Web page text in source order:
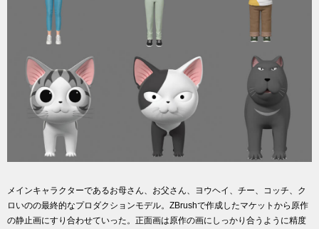
メインキャラクターであるお母さん、お父さん、ヨウヘイ、チー、コッチ、ク
ロいのの最終的なプロダクションモデル。ZBrushで作成したマケットから原作
の静止画にすり合わせていった。正面画は原作の画にしっかり合うように精度